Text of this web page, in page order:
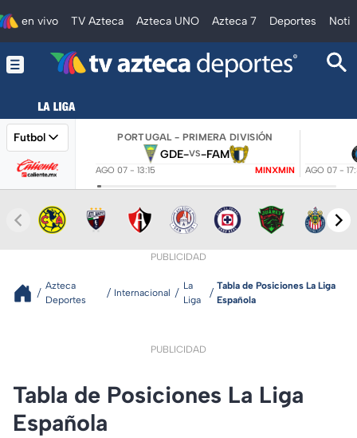
en vivo TV Azteca Azteca UNO Azteca 7 Deportes
Futbol PORTUGAL - PRIMERA DIVISIÓN
GDE-VS-FAM
AGO 07 - 13:15 MINXMIN AGO 07 -
PUBLICIDAD
Azteca
Deportes
Internacional
La
Liga
Tabla de Posiciones La Liga
Española
PUBLICIDAD
Tabla de Posiciones La Liga
Española